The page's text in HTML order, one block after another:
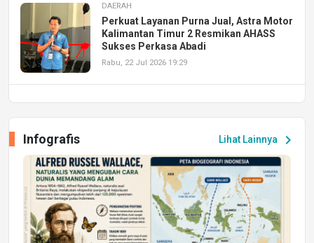
DAERAH
Perkuat Layanan Purna Jual, Astra Motor
Kalimantan Timur 2 Resmikan AHASS
Sukses Perkasa Abadi
Rabu, 22 Jul 2026 19:29
Peluang Kerja dan Magang
Jumat, 17 Jul 2026 22:30
DAERAH
Astra Motor Kalimantan Timur 2 Dukung
Mahasiswa Samarinda dalam Astra
Honda SDGs Future Leaders 2026
Lihat Lainnya chevron_right
Infografis